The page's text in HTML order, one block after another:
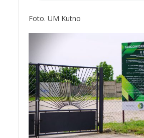
Foto. UM Kutno